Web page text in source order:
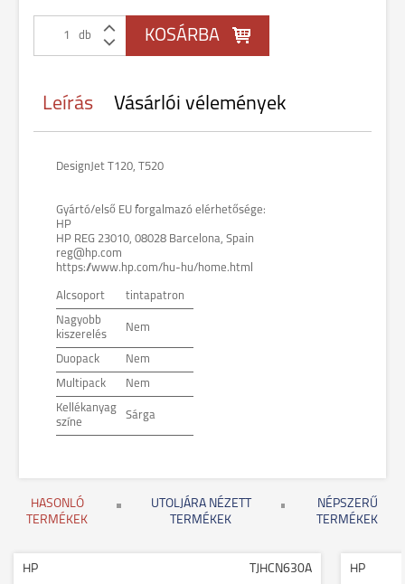
db
Leírás Vásárlói vélemények
DesignJet T120, T520
Gyártó/első EU forgalmazó elérhetősége:
HP
HP REG 23010, 08028 Barcelona, Spain
reg@hp.com
https://www.hp.com/hu-hu/home.html
Alcsoport tintapatron
Nagyobb
kiszerelés
Nem
Duopack Nem
Multipack Nem
Kellékanyag
színe
Sárga
HASONLÓ
TERMÉKEK
UTOLJÁRA NÉZETT
TERMÉKEK
NÉPSZERŰ
TERMÉKEK
HP TJHCN630A HP